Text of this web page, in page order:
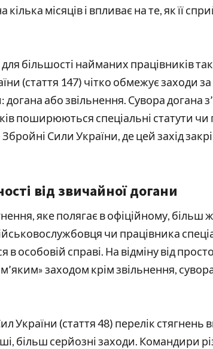
місяців і впливає на те, як її
більшості найманих працівників
(стаття 147) чітко обмежує заходи
або звільнення. Сувора догана
поширюються спеціальні статути
Сили України, де цей захід
від звичайної догани
яке полягає в офіційному, більш
чи працівника
особовій справі. На відміну від
заходом крім звільнення,
України (стаття 48) перелік стягнень
більш серйозні заходи. Командири